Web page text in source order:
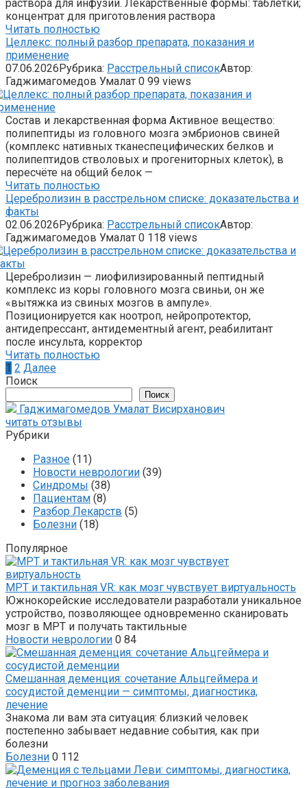
раствора для инфузий. Лекарственные формы: таблетки;
концентрат для приготовления раствора
Читать полностью
Целлекс: полный разбор препарата, показания и
применение
07.06.2026Рубрика: Расстрельный списокАвтор:
Гаджимагомедов Умалат 0 99 views
Состав и лекарственная форма Активное вещество:
полипептиды из головного мозга эмбрионов свиней
(комплекс нативных тканеспецифических белков и
полипептидов стволовых и прогениторных клеток), в
пересчёте на общий белок —
Читать полностью
Церебролизин в расстрельном списке: доказательства и
факты
02.06.2026Рубрика: Расстрельный списокАвтор:
Гаджимагомедов Умалат 0 118 views
Церебролизин — лиофилизированный пептидный
комплекс из коры головного мозга свиньи, он же
«вытяжка из свиных мозгов в ампуле».
Позиционируется как ноотроп, нейропротектор,
антидепрессант, антидементный агент, реабилитант
после инсульта, корректор
Читать полностью
Пагинация
записей
1 2 Далее
Поиск
Поиск
Гаджимагомедов Умалат Висирханович
читать отзывы
Рубрики
Разное (11)
Новости неврологии (39)
Синдромы (38)
Пациентам (8)
Разбор Лекарств (5)
Болезни (18)
Популярное
МРТ и тактильная VR: как мозг чувствует виртуальность
Южнокорейские исследователи разработали уникальное
устройство, позволяющее одновременно сканировать
мозг в МРТ и получать тактильные
Новости неврологии 0 84
Смешанная деменция: сочетание Альцгеймера и
сосудистой деменции — симптомы, диагностика,
лечение
Знакома ли вам эта ситуация: близкий человек
постепенно забывает недавние события, как при
болезни
Болезни 0 112